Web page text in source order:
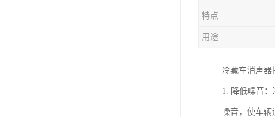
特点
用途
冷藏车消声器
1. 降低噪音
噪音，使车辆